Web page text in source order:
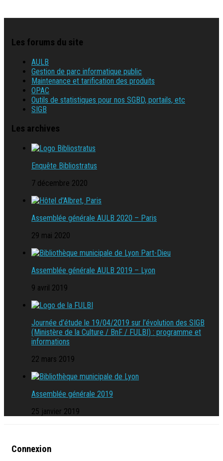
Les forums du site
AULB
Gestion de parc informatique public
Maintenance et tarification des produits
OPAC
Outils de statistiques pour nos SGBD, portails, etc
SIGB
Les archives
Enquête Bibliostratus
7 décembre 2020
Assemblée générale AULB 2020 – Paris
29 mai 2020
Assemblée générale AULB 2019 – Lyon
9 avril 2019
Journée d’étude le 19/04/2019 sur l’évolution des SIGB
(Ministère de la Culture / BnF / FULBI) : programme et
informations
22 mars 2019
Assemblée générale 2019
25 janvier 2019
Connexion